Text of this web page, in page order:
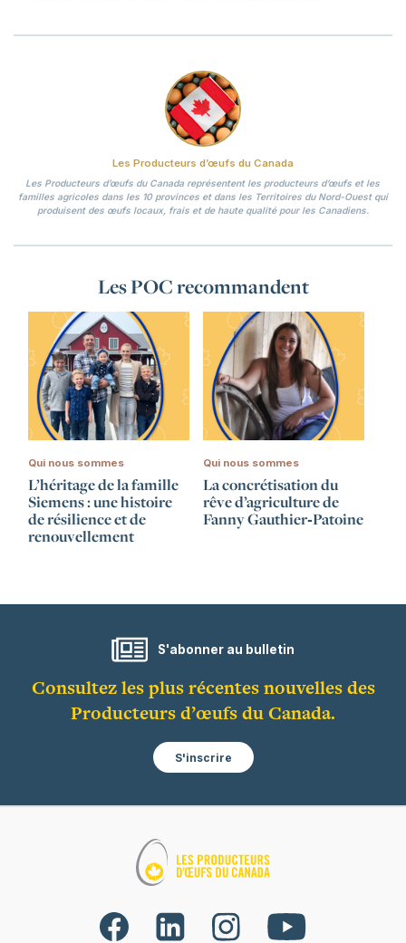
Les Producteurs d’œufs du Canada
Les Producteurs d’œufs du Canada représentent les producteurs d’œufs et les
familles agricoles dans les 10 provinces et dans les Territoires du Nord-Ouest qui
produisent des œufs locaux, frais et de haute qualité pour les Canadiens.
Les POC recommandent
Qui nous sommes
L’héritage de la famille
Siemens : une histoire
de résilience et de
renouvellement
Qui nous sommes
La concrétisation du
rêve d’agriculture de
Fanny Gauthier‑Patoine
S'abonner au bulletin
Consultez les plus récentes nouvelles des
Producteurs d’œufs du Canada.
S'inscrire